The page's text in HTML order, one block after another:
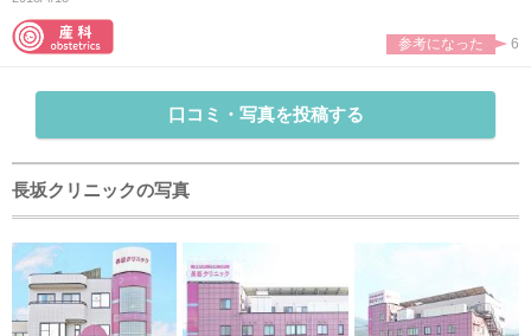
参考になった 6
口コミ・写真を投稿する
長坂クリニックの写真